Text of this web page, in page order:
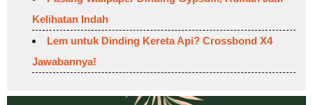
Kelihatan Indah
Lem untuk Dinding Kereta Api? Crossbond X4
Jawabannya!